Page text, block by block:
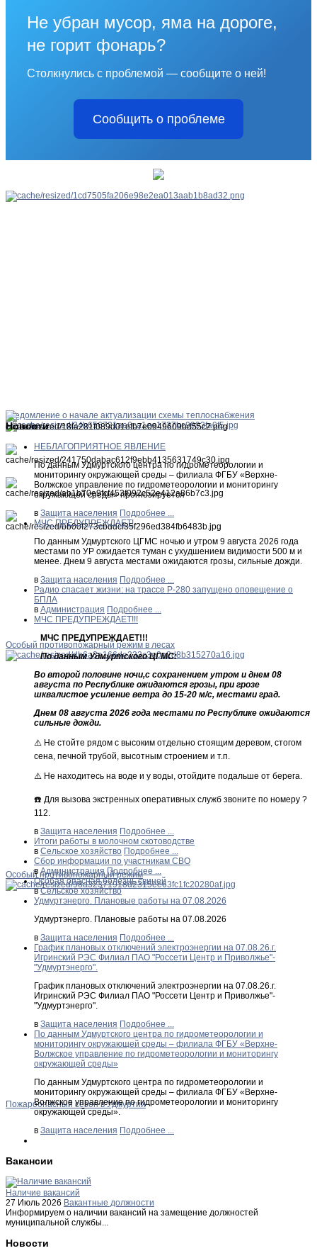
Не убран мусор, яма на дороге,
не горит фонарь?
Столкнулись с проблемой — сообщите о ней!
Сообщить о проблеме
Уведомление о начале актуализации схемы теплоснабжения
Особый противопожарный режим в лесах
Особый противопожарный режим
Пожароопасный сезон в Удмуртии
Новости
НЕБЛАГОПРИЯТНОЕ ЯВЛЕНИЕ
По данным Удмуртского центра по гидрометеорологии и
мониторингу окружающей среды – филиала ФГБУ «Верхне-
Волжское управление по гидрометеорологии и мониторингу
окружающей среды» прогнозируется
в Защита населения Подробнее ...
МЧС ПРЕДУПРЕЖДАЕТ!
По данным Удмуртского ЦГМС ночью и утром 9 августа 2026 года
местами по УР ожидается туман с ухудшением видимости 500 м и
менее. Днем 9 августа местами ожидаются грозы, сильные дожди.
в Защита населения Подробнее ...
Радио спасает жизни: на трассе Р-280 запущено оповещение о
БПЛА
в Администрация Подробнее ...
МЧС ПРЕДУПРЕЖДАЕТ!!!
МЧС ПРЕДУПРЕЖДАЕТ!!!
По данным Удмуртского ЦГМС:
Во второй половине ночи,с сохранением утром и днем 08
августа по Республике ожидаются грозы, при грозе
шквалистое усиление ветра до 15-20 м/с, местами град.
Днем 08 августа 2026 года местами по Республике ожидаются
сильные дожди.
⚠️ Не стойте рядом с высоким отдельно стоящим деревом, стогом
сена, печной трубой, высотным строением и т.п.
⚠️ Не находитесь на воде и у воды, отойдите подальше от берега.
☎️ Для вызова экстренных оперативных служб звоните по номеру ?
112.
в Защита населения Подробнее ...
Итоги работы в молочном скотоводстве
в Сельское хозяйство Подробнее ...
Сбор информации по участникам СВО
вАдминистрация Подробнее ...
Особая опасная болезнь свиней
вСельское хозяйство
Удмуртэнерго. Плановые работы на 07.08.2026
Удмуртэнерго. Плановые работы на 07.08.2026
в Защита населения Подробнее ...
График плановых отключений электроэнергии на 07.08.26.г.
Игринский РЭС Филиал ПАО "Россети Центр и Приволжье"-
"Удмуртэнерго".
График плановых отключений электроэнергии на 07.08.26.г.
Игринский РЭС Филиал ПАО "Россети Центр и Приволжье"-
"Удмуртэнерго".
в Защита населения Подробнее ...
По данным Удмуртского центра по гидрометеорологии и
мониторингу окружающей среды – филиала ФГБУ «Верхне-
Волжское управление по гидрометеорологии и мониторингу
окружающей среды»
По данным Удмуртского центра по гидрометеорологии и
мониторингу окружающей среды – филиала ФГБУ «Верхне-
Волжское управление по гидрометеорологии и мониторингу
окружающей среды».
в Защита населения Подробнее ...
Вакансии
Наличие вакансий
27 Июль 2026 Вакантные должности
Информируем о наличии вакансий на замещение должностей
муниципальной службы...
Новости